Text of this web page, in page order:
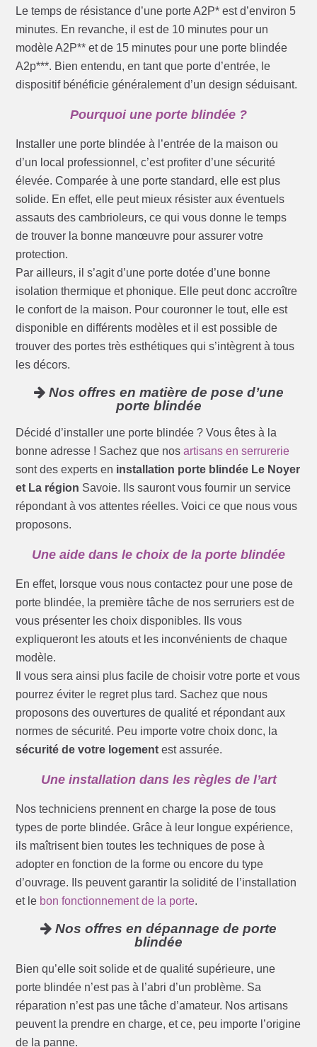
Le temps de résistance d’une porte A2P* est d’environ 5
minutes. En revanche, il est de 10 minutes pour un
modèle A2P** et de 15 minutes pour une porte blindée
A2p***. Bien entendu, en tant que porte d’entrée, le
dispositif bénéficie généralement d’un design séduisant.
Pourquoi une porte blindée ?
Installer une porte blindée à l’entrée de la maison ou
d’un local professionnel, c’est profiter d’une sécurité
élevée. Comparée à une porte standard, elle est plus
solide. En effet, elle peut mieux résister aux éventuels
assauts des cambrioleurs, ce qui vous donne le temps
de trouver la bonne manœuvre pour assurer votre
protection.
Par ailleurs, il s’agit d’une porte dotée d’une bonne
isolation thermique et phonique. Elle peut donc accroître
le confort de la maison. Pour couronner le tout, elle est
disponible en différents modèles et il est possible de
trouver des portes très esthétiques qui s’intègrent à tous
les décors.
Nos offres en matière de pose d’une
porte blindée
Décidé d’installer une porte blindée ? Vous êtes à la
bonne adresse ! Sachez que nosartisans en serrurerie
sont des experts en installation porte blindée Le Noyer
et La région Savoie. Ils sauront vous fournir un service
répondant à vos attentes réelles. Voici ce que nous vous
proposons.
Une aide dans le choix de la porte blindée
En effet, lorsque vous nous contactez pour une pose de
porte blindée, la première tâche de nos serruriers est de
vous présenter les choix disponibles. Ils vous
expliqueront les atouts et les inconvénients de chaque
modèle.
Il vous sera ainsi plus facile de choisir votre porte et vous
pourrez éviter le regret plus tard. Sachez que nous
proposons des ouvertures de qualité et répondant aux
normes de sécurité. Peu importe votre choix donc, la
sécurité de votre logement est assurée.
Une installation dans les règles de l’art
Nos techniciens prennent en charge la pose de tous
types de porte blindée. Grâce à leur longue expérience,
ils maîtrisent bien toutes les techniques de pose à
adopter en fonction de la forme ou encore du type
d’ouvrage. Ils peuvent garantir la solidité de l’installation
et le bon fonctionnement de la porte.
Nos offres en dépannage de porte
blindée
Bien qu’elle soit solide et de qualité supérieure, une
porte blindée n’est pas à l’abri d’un problème. Sa
réparation n’est pas une tâche d’amateur. Nos artisans
peuvent la prendre en charge, et ce, peu importe l’origine
de la panne.